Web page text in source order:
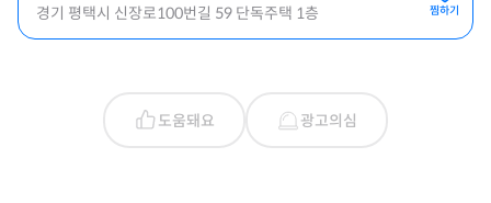
경기 평택시 신장로100번길 59 단독주택 1층 찜하기
도움돼요 광고의심